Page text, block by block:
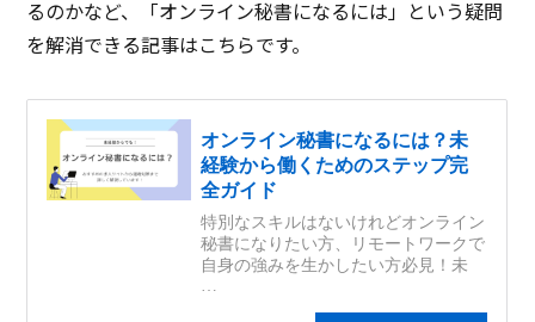
るのかなど、「オンライン秘書になるには」という疑問
を解消できる記事はこちらです。